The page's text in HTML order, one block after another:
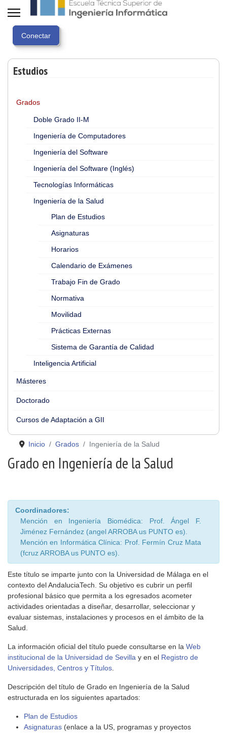
Estudios
Grados
Doble Grado II-M
Ingeniería de Computadores
Ingeniería del Software
Ingeniería del Software (Inglés)
Tecnologías Informáticas
Ingeniería de la Salud
Plan de Estudios
Asignaturas
Horarios
Calendario de Exámenes
Trabajo Fin de Grado
Normativa
Movilidad
Prácticas Externas
Sistema de Garantía de Calidad
Inteligencia Artificial
Másteres
Doctorado
Cursos de Adaptación a GII
Inicio Grados Ingeniería de la Salud
Grado en Ingeniería de la Salud
Coordinadores:
Mención en Ingeniería Biomédica: Prof. Ángel F.
Jiménez Fernández (angel ARROBA us PUNTO es).
Mención en Informática Clínica: Prof. Fermín Cruz Mata
(fcruz ARROBA us PUNTO es).
Este título se imparte junto con la Universidad de Málaga en el
contexto del AndaluciaTech. Su objetivo es cubrir un perfil
profesional básico que permita a los egresados acometer
actividades orientadas a diseñar, desarrollar, seleccionar y
evaluar sistemas, instalaciones y procesos en el ámbito de la
Salud.
La información oficial del título puede consultarse en la Web
institucional de la Universidad de Sevilla y en el Registro de
Universidades, Centros y Títulos
Descripción del título de Grado en Ingeniería de la Salud
estructurada en los siguientes apartados:
Plan de Estudios
Asignaturas (enlace a la US, programas y proyectos